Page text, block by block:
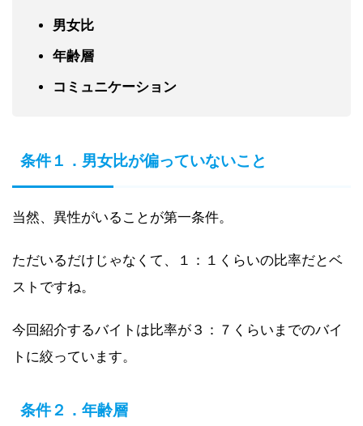
男女比
年齢層
コミュニケーション
条件１．男女比が偏っていないこと
当然、異性がいることが第一条件。
ただいるだけじゃなくて、１：１くらいの比率だとベ
ストですね。
今回紹介するバイトは比率が３：７くらいまでのバイ
トに絞っています。
条件２．年齢層